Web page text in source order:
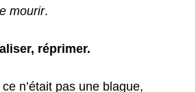
mourir.
réprimer.
n’était pas une blague,